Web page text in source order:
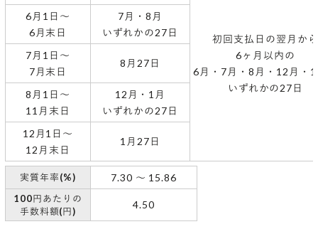
初回支払日の翌月から
6ヶ月以内の
6月・7月・8月・12月・
いずれかの27日
6月1日〜
6月末日
7月・8月
いずれかの27日
7月1日〜
7月末日
8月27日
8月1日〜
11月末日
12月・1月
いずれかの27日
12月1日〜
12月末日
1月27日
実質年率(%) 7.30 〜 15.86
100円あたりの
手数料額(円)
4.50